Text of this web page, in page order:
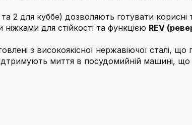
2 для куббе) дозволяють готувати
для стійкості та функцією REV
з високоякісної нержавіючої сталі, що
миття в посудомийній машині,